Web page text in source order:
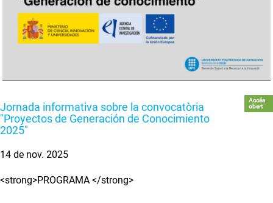
Jornada informativa sobre la convocatòria
"Proyectos de Generación de Conocimiento
2025"
Accés
obert
14 de nov. 2025
<strong>PROGRAMA </strong>